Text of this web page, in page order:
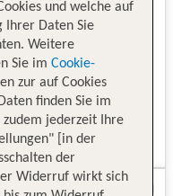
und welche auf
Ihrer Daten Sie
Weitere
Sie im Cookie-
zur auf Cookies
finden Sie im
zudem jederzeit Ihre
[in der
der
Widerruf wirkt sich